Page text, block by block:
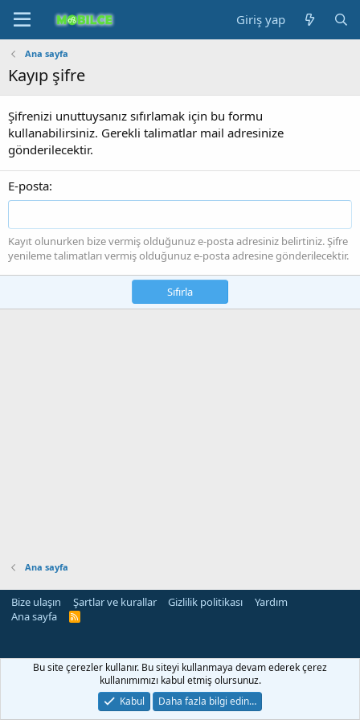
Giriş yap
Ana sayfa
Kayıp şifre
Şifrenizi unuttuysanız sıfırlamak için bu formu
kullanabilirsiniz. Gerekli talimatlar mail adresinize
gönderilecektir.
E-posta
Kayıt olunurken bize vermiş olduğunuz e-posta adresiniz belirtiniz. Şifre
yenileme talimatları vermiş olduğunuz e-posta adresine gönderilecektir.
Sıfırla
Ana sayfa
Bize ulaşın Şartlar ve kurallar Gizlilik politikası
Yardım
Ana sayfa
R
Bu site çerezler kullanır. Bu siteyi kullanmaya devam ederek çerez
kullanımımızı kabul etmiş olursunuz.
Kabul
Daha fazla bilgi edin…